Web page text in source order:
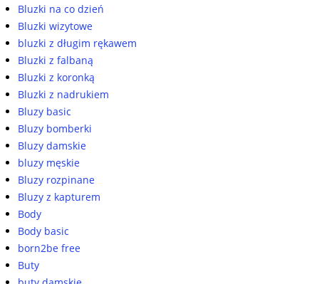
Bluzki na co dzień
Bluzki wizytowe
bluzki z długim rękawem
Bluzki z falbaną
Bluzki z koronką
Bluzki z nadrukiem
Bluzy basic
Bluzy bomberki
Bluzy damskie
bluzy męskie
Bluzy rozpinane
Bluzy z kapturem
Body
Body basic
born2be free
Buty